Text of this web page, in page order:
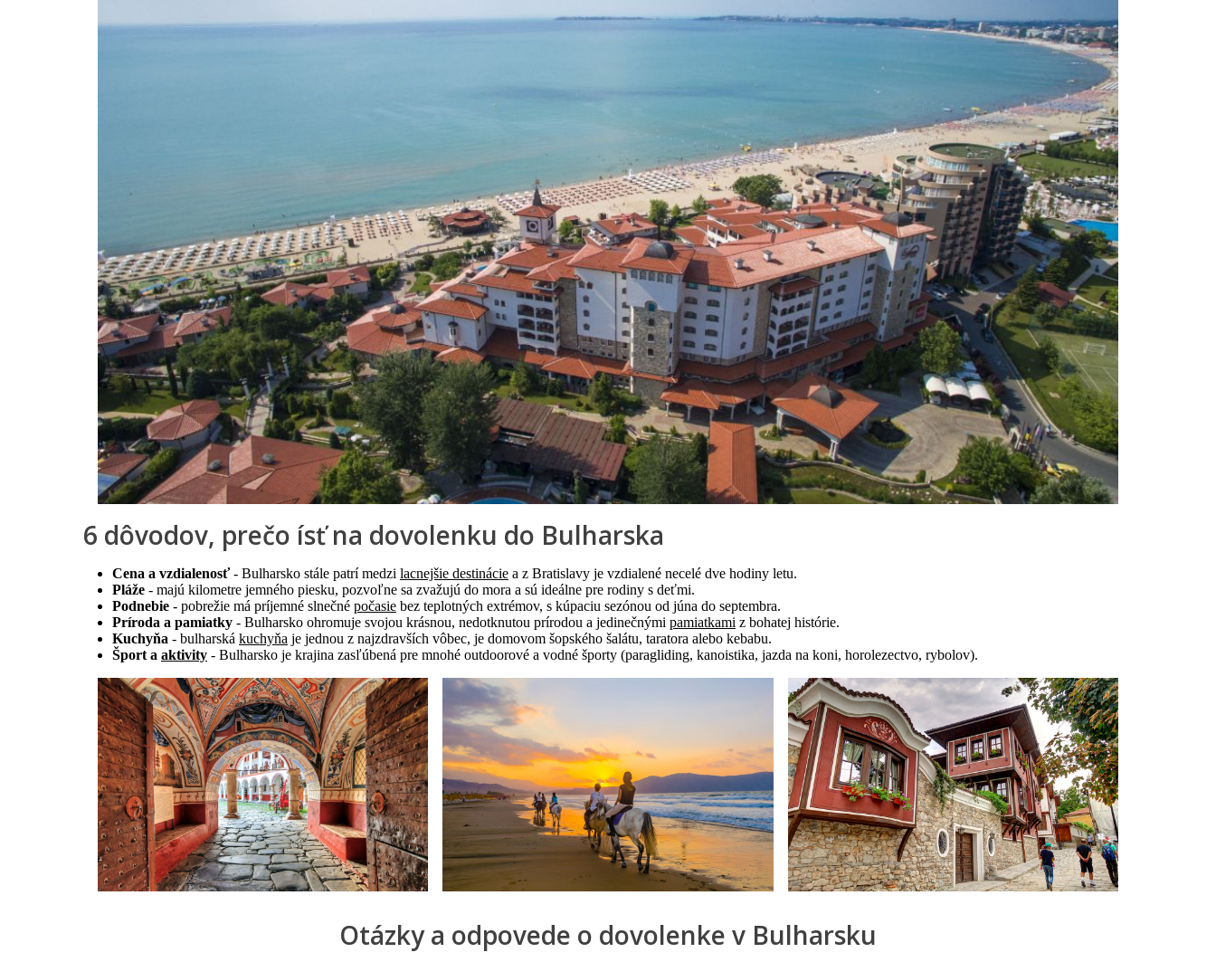
6 dôvodov, prečo ísť na dovolenku do Bulharska
Cena a vzdialenosť- Bulharsko stále patrí medzi lacnejšie destinácie a z Bratislavy je vzdialené necelé dve hodiny letu.
Pláže - majú kilometre jemného piesku, pozvoľne sa zvažujú do mora a sú ideálne pre rodiny s deťmi.
Podnebie - pobrežie má príjemné slnečné počasie bez teplotných extrémov, s kúpaciu sezónou od júna do septembra.
Príroda a pamiatky - Bulharsko ohromuje svojou krásnou, nedotknutou prírodou a jedinečnými pamiatkami z bohatej histórie.
Kuchyňa - bulharská kuchyňa je jednou z najzdravších vôbec, je domovom šopského šalátu, taratora alebo kebabu.
Šport a aktivity - Bulharsko je krajina zasľúbená pre mnohé outdoorové a vodné športy (paragliding, kanoistika, jazda na koni, horolezectvo, rybolov).
Otázky a odpovede o dovolenke v Bulharsku